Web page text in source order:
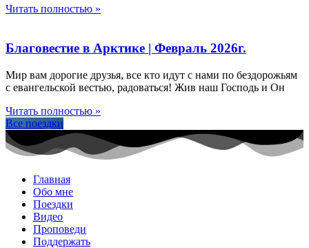
Читать полностью »
Благовестие в Арктике | Февраль 2026г.
Мир вам дорогие друзья, все кто идут с нами по бездорожьям
с евангельской вестью, радоваться! Жив наш Господь и Он
Читать полностью »
Все поездки
Главная
Обо мне
Поездки
Видео
Проповеди
Поддержать